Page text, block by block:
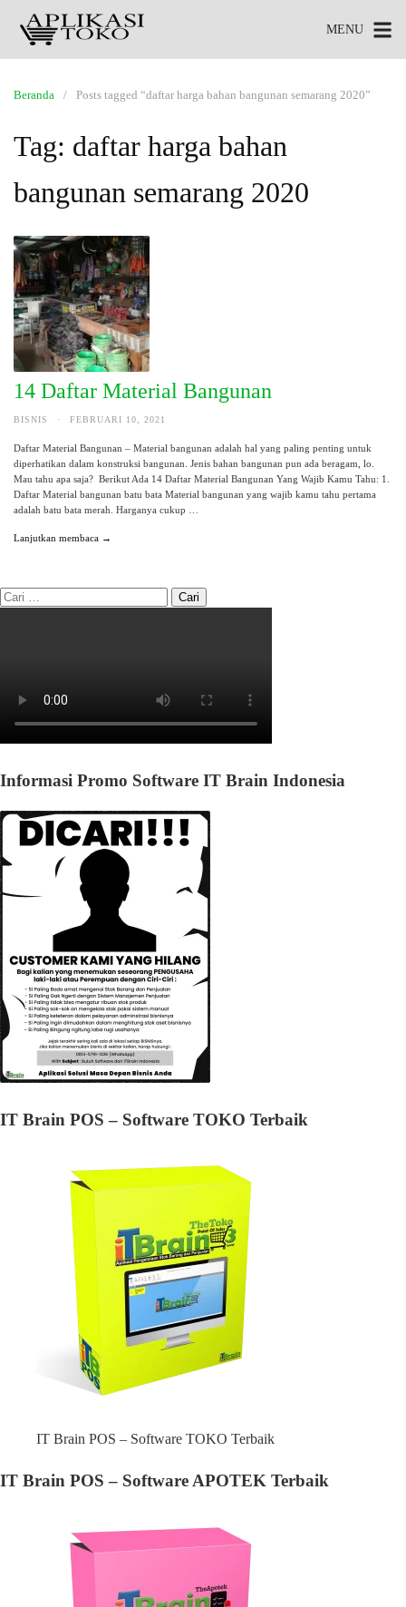
MENU
Beranda Posts tagged “daftar harga bahan bangunan semarang 2020”
Tag: daftar harga bahan
bangunan semarang 2020
14 Daftar Material Bangunan
BISNIS · FEBRUARI 10, 2021
Daftar Material Bangunan – Material bangunan adalah hal yang paling penting untuk
diperhatikan dalam konstruksi bangunan. Jenis bahan bangunan pun ada beragam, lo.
Mau tahu apa saja? Berikut Ada 14 Daftar Material Bangunan Yang Wajib Kamu Tahu: 1.
Daftar Material bangunan batu bata Material bangunan yang wajib kamu tahu pertama
adalah batu bata merah. Harganya cukup …
Lanjutkan membaca →
Informasi Promo Software IT Brain Indonesia
IT Brain POS – Software TOKO Terbaik
IT Brain POS – Software TOKO Terbaik
IT Brain POS – Software APOTEK Terbaik